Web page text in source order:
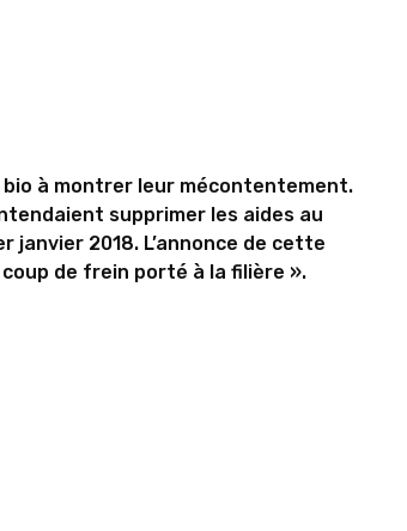
à montrer leur mécontentement.
supprimer les aides au
janvier 2018. L’annonce de cette
de frein porté à la filière ».